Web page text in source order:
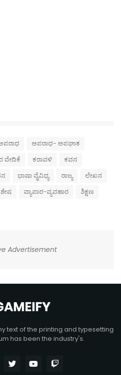
ಅಪರಾಧ- ಅಪಘಾತ
ವೇದಿಕೆ ಕರಾವಳಿ
ಕವನ
ಭಾಷಾ ವೈವಿಧ್ಯ ರಾಜ್ಯ
ಲೇಖನ
ವ್ಯಾಪಾರ-ವ್ಯವಹಾರ
ಶಿಕ್ಷಣ
Advertisement
text of the printing and typesetting
has been the industry's.